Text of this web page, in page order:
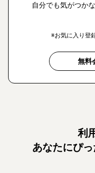
自分でも気がつか
※お気に入り登
無料
利
あなたにぴ